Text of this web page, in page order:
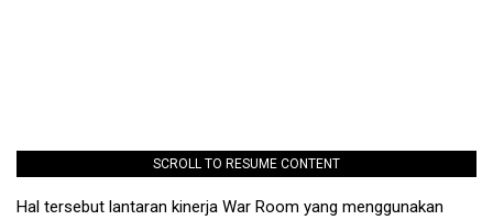
SCROLL TO RESUME CONTENT
Hal tersebut lantaran kinerja War Room yang menggunakan